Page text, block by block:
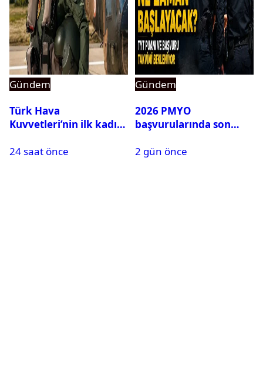
Gündem
Türk Hava
Kuvvetleri’nin ilk kadın
Karapınar hakkında
24 saat önce
Gündem
2026 PMYO
başvurularında son
2 gün önce